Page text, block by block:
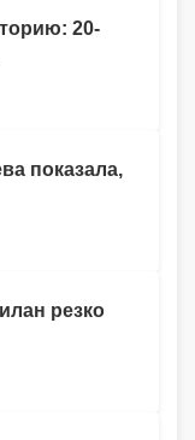
20-
показала,
резко